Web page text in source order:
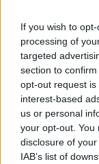
If you wish to
processing of
targeted
section to
opt-out request
interest-based
us or personal
your opt-out. You
disclosure of
IAB’s list of
reciente de
simplemente haz
Todas las
sitio web son
disponibles
Nos encantaría